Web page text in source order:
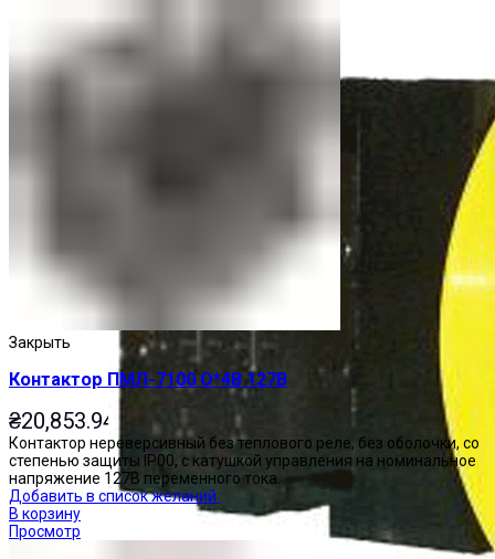
Закрыть
Контактор ПМЛ-7100 О*4В 127В
₴20,853.94
Контактор нереверсивный без теплового реле, без оболочки, со
степенью защиты IP00, с катушкой управления на номинальное
напряжение 127В переменного тока.
Добавить в список желаний
В корзину
Просмотр